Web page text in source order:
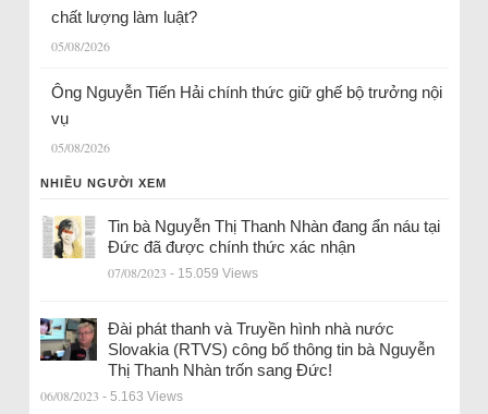
chất lượng làm luật?
05/08/2026
Ông Nguyễn Tiến Hải chính thức giữ ghế bộ trưởng nội
vụ
05/08/2026
NHIỀU NGƯỜI XEM
Tin bà Nguyễn Thị Thanh Nhàn đang ẩn náu tại
Đức đã được chính thức xác nhận
07/08/2023 - 15.059 Views
Đài phát thanh và Truyền hình nhà nước
Slovakia (RTVS) công bố thông tin bà Nguyễn
Thị Thanh Nhàn trốn sang Đức!
06/08/2023 - 5.163 Views